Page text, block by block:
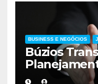
BUSINESS E NEGÓCIOS
Búzios
e Renda